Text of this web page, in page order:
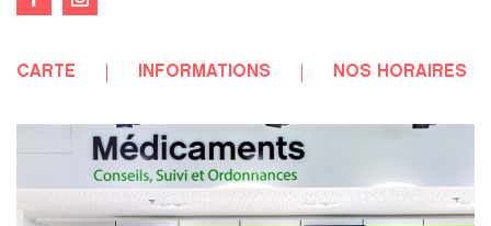
CARTE INFORMATIONS NOS HORAIRES